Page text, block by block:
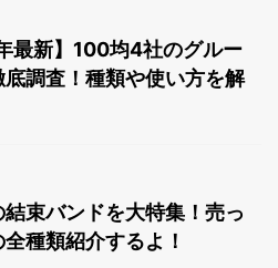
最新】100均4社のグルー
底調査！種類や使い方を解
結束バンドを大特集！売っ
種類紹介するよ！